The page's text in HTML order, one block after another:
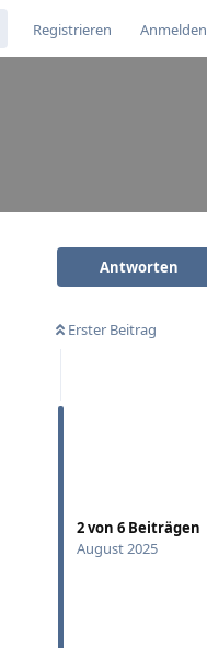
Registrieren Anmelden
Antworten
Erster Beitrag
2von 6 Beiträgen
August 2025